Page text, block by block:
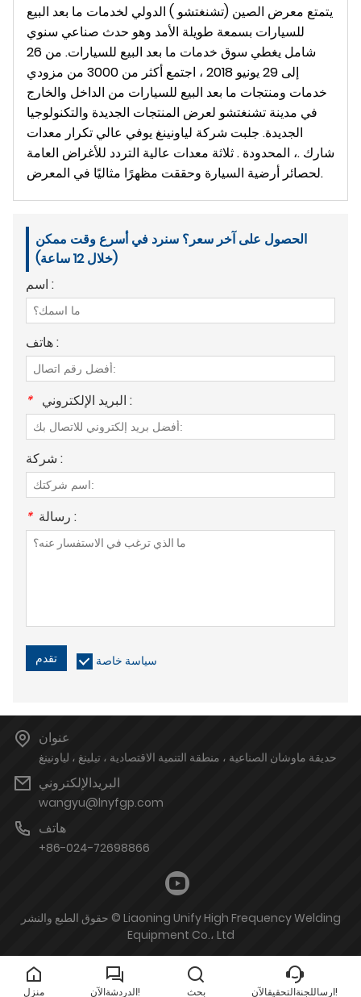
يتمتع معرض الصين (تشنغتشو ) الدولي لخدمات ما بعد البيع
للسيارات بسمعة طويلة الأمد وهو حدث صناعي سنوي
شامل يغطي سوق خدمات ما بعد البيع للسيارات. من 26
إلى 29 يونيو 2018 ، اجتمع أكثر من 3000 من مزودي
خدمات ومنتجات ما بعد البيع للسيارات من الداخل والخارج
في مدينة تشنغتشو لعرض المنتجات الجديدة والتكنولوجيا
الجديدة. جلبت شركة لياونينغ يوفي عالي تكرار معدات
شارك .، المحدودة . ثلاثة معدات عالية التردد للأغراض العامة
لحصائر أرضية السيارة وحققت مظهرًا مثاليًا في المعرض.
الحصول على آخر سعر؟ سنرد في أسرع وقت ممكن
(خلال 12 ساعة)
اسم :
هاتف :
* البريد الإلكتروني :
شركة :
* رسالة :
تقدم سياسة خاصة
عنوان
حديقة ماوشان الصناعية ، منطقة التنمية الاقتصادية ، تيلينغ ، لياونينغ
البريدالإلكتروني
wangyu@lnyfgp.com
هاتف
+86-024-72698866
حقوق الطبع والنشر © Liaoning Unify High Frequency Welding
Equipment Co.، Ltd
منزل الدردشةالآن! بحث ارساللجنةالتحقيقالآن!